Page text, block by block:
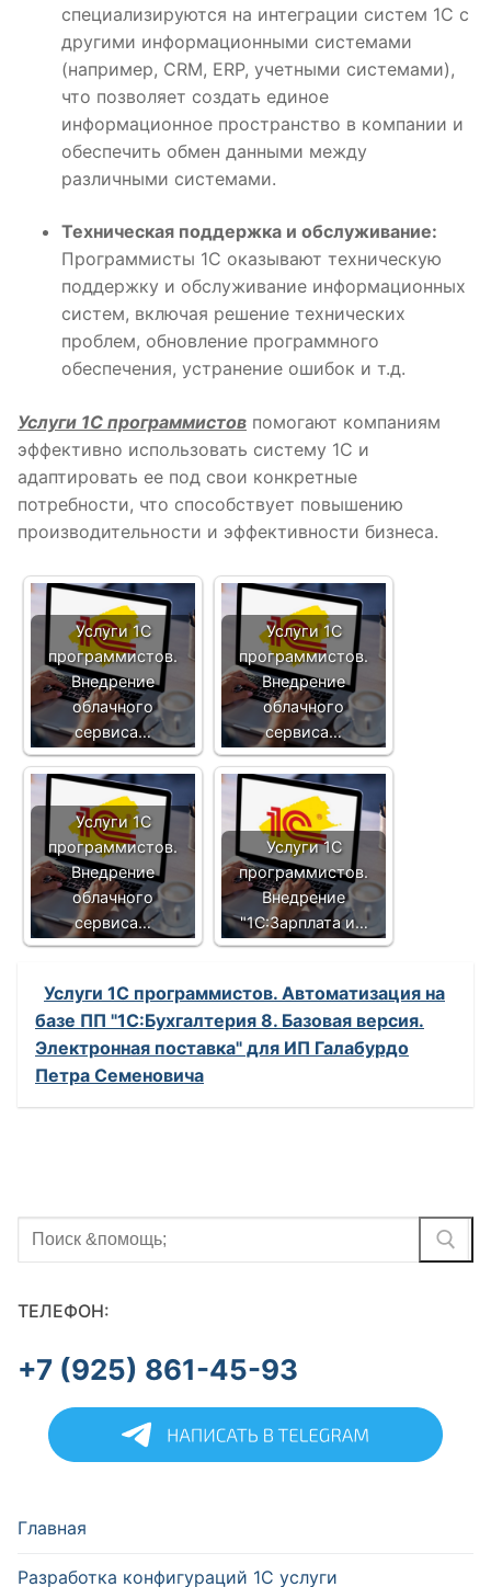
специализируются на интеграции систем 1С с
другими информационными системами
(например, CRM, ERP, учетными системами),
что позволяет создать единое
информационное пространство в компании и
обеспечить обмен данными между
различными системами.
Техническая поддержка и обслуживание:
Программисты 1С оказывают техническую
поддержку и обслуживание информационных
систем, включая решение технических
проблем, обновление программного
обеспечения, устранение ошибок и т.д.
Услуги 1С программистов помогают компаниям
эффективно использовать систему 1С и
адаптировать ее под свои конкретные
потребности, что способствует повышению
производительности и эффективности бизнеса.
Услуги 1С
программистов.
Внедрение
облачного
сервиса…
Услуги 1С
программистов.
Внедрение
облачного
сервиса…
Услуги 1С
программистов.
Внедрение
облачного
сервиса…
Услуги 1С
программистов.
Внедрение
"1С:Зарплата и…
Услуги 1С программистов. Автоматизация на
базе ПП "1С:Бухгалтерия 8. Базовая версия.
Электронная поставка" для ИП Галабурдо
Петра Семеновича
Найти:
ТЕЛЕФОН:
+7 (925) 861-45-93
Главная
Разработка конфигураций 1С услуги